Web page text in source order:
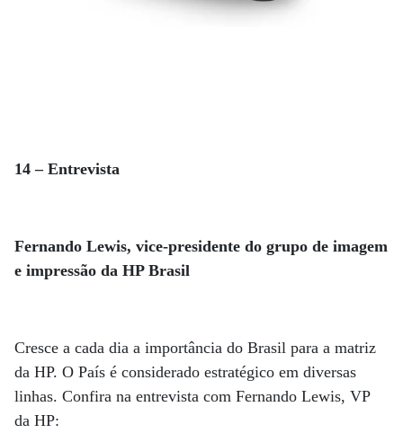
14 – Entrevista
Fernando Lewis, vice-presidente do grupo de imagem
e impressão da HP Brasil
Cresce a cada dia a importância do Brasil para a matriz
da HP. O País é considerado estratégico em diversas
linhas. Confira na entrevista com Fernando Lewis, VP
da HP: